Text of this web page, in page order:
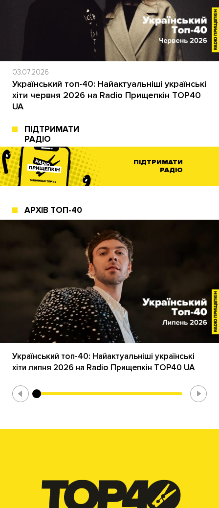
03.07.2026
Український топ-40: Найактуальніші українські
хіти червня 2026 на Radio Прищепкін TOP40
UA
ПІДТРИМАТИ
РАДІО
ПІДТРИМАТИ
РАДІО
АРХІВ ТОП-40
Український топ-40: Найактуальніші українські
хіти липня 2026 на Radio Прищепкін TOP40 UA